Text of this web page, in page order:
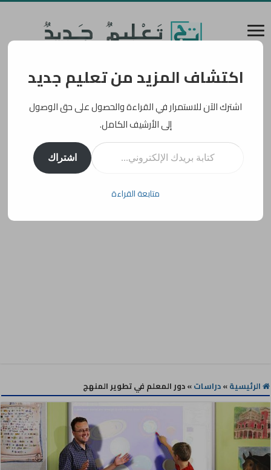
الرئيسية»دراسات»دور المعلم في تطوير المنهج
اكتشاف المزيد من تعليم جديد
اشترك الآن للاستمرار في القراءة والحصول على حق الوصول
إلى الأرشيف الكامل.
كتابة بريدك الإلكتروني...
اشتراك
متابعة القراءة